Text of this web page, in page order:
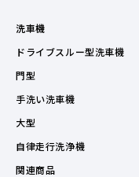
洗車機
ドライブスルー型洗車機
門型
手洗い洗車機
大型
自律走行洗浄機
関連商品